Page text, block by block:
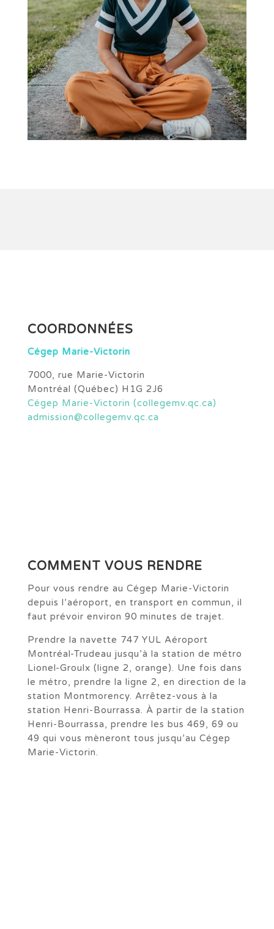
COORDONNÉES
Cégep Marie-Victorin
7000, rue Marie-Victorin
Montréal (Québec) H1G 2J6
Cégep Marie-Victorin (collegemv.qc.ca)
admission@collegemv.qc.ca
COMMENT VOUS RENDRE
Pour vous rendre au Cégep Marie-Victorin
depuis l’aéroport, en transport en commun, il
faut prévoir environ 90 minutes de trajet.
Prendre la navette 747 YUL Aéroport
Montréal-Trudeau jusqu’à la station de métro
Lionel-Groulx (ligne 2, orange). Une fois dans
le métro, prendre la ligne 2, en direction de la
station Montmorency. Arrêtez-vous à la
station Henri-Bourrassa. À partir de la station
Henri-Bourrassa, prendre les bus 469, 69 ou
49 qui vous mèneront tous jusqu’au Cégep
Marie-Victorin.